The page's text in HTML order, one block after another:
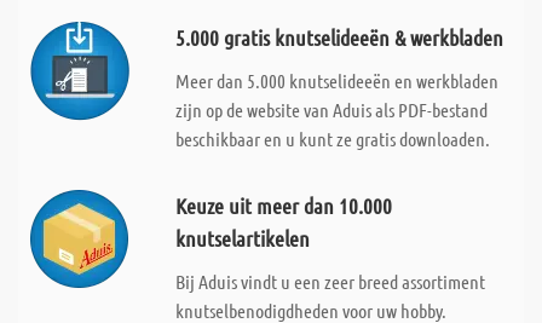
5.000 gratis knutselideeën & werkbladen
Meer dan 5.000 knutselideeën en werkbladen
zijn op de website van Aduis als PDF-bestand
beschikbaar en u kunt ze gratis downloaden.
Keuze uit meer dan 10.000
knutselartikelen
Bij Aduis vindt u een zeer breed assortiment
knutselbenodigdheden voor uw hobby.